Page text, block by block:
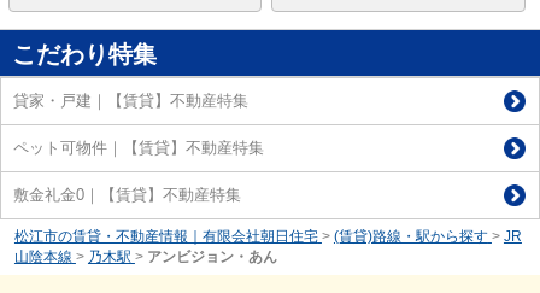
こだわり特集
貸家・戸建｜【賃貸】不動産特集
ペット可物件｜【賃貸】不動産特集
敷金礼金0｜【賃貸】不動産特集
松江市の賃貸・不動産情報｜有限会社朝日住宅 > (賃貸)路線・駅から探す > JR
山陰本線 > 乃木駅 > アンビジョン・あん